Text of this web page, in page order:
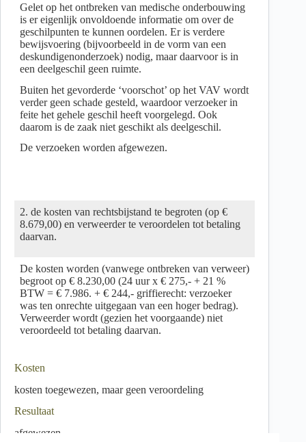
Gelet op het ontbreken van medische onderbouwing
is er eigenlijk onvoldoende informatie om over de
geschilpunten te kunnen oordelen. Er is verdere
bewijsvoering (bijvoorbeeld in de vorm van een
deskundigenonderzoek) nodig, maar daarvoor is in
een deelgeschil geen ruimte.
Buiten het gevorderde ‘voorschot’ op het VAV wordt
verder geen schade gesteld, waardoor verzoeker in
feite het gehele geschil heeft voorgelegd. Ook
daarom is de zaak niet geschikt als deelgeschil.
De verzoeken worden afgewezen.
2. de kosten van rechtsbijstand te begroten (op €
8.679,00) en verweerder te veroordelen tot betaling
daarvan.
De kosten worden (vanwege ontbreken van verweer)
begroot op € 8.230,00 (24 uur x € 275,- + 21 %
BTW = € 7.986. + € 244,- griffierecht: verzoeker
was ten onrechte uitgegaan van een hoger bedrag).
Verweerder wordt (gezien het voorgaande) niet
veroordeeld tot betaling daarvan.
Kosten
kosten toegewezen, maar geen veroordeling
Resultaat
afgewezen